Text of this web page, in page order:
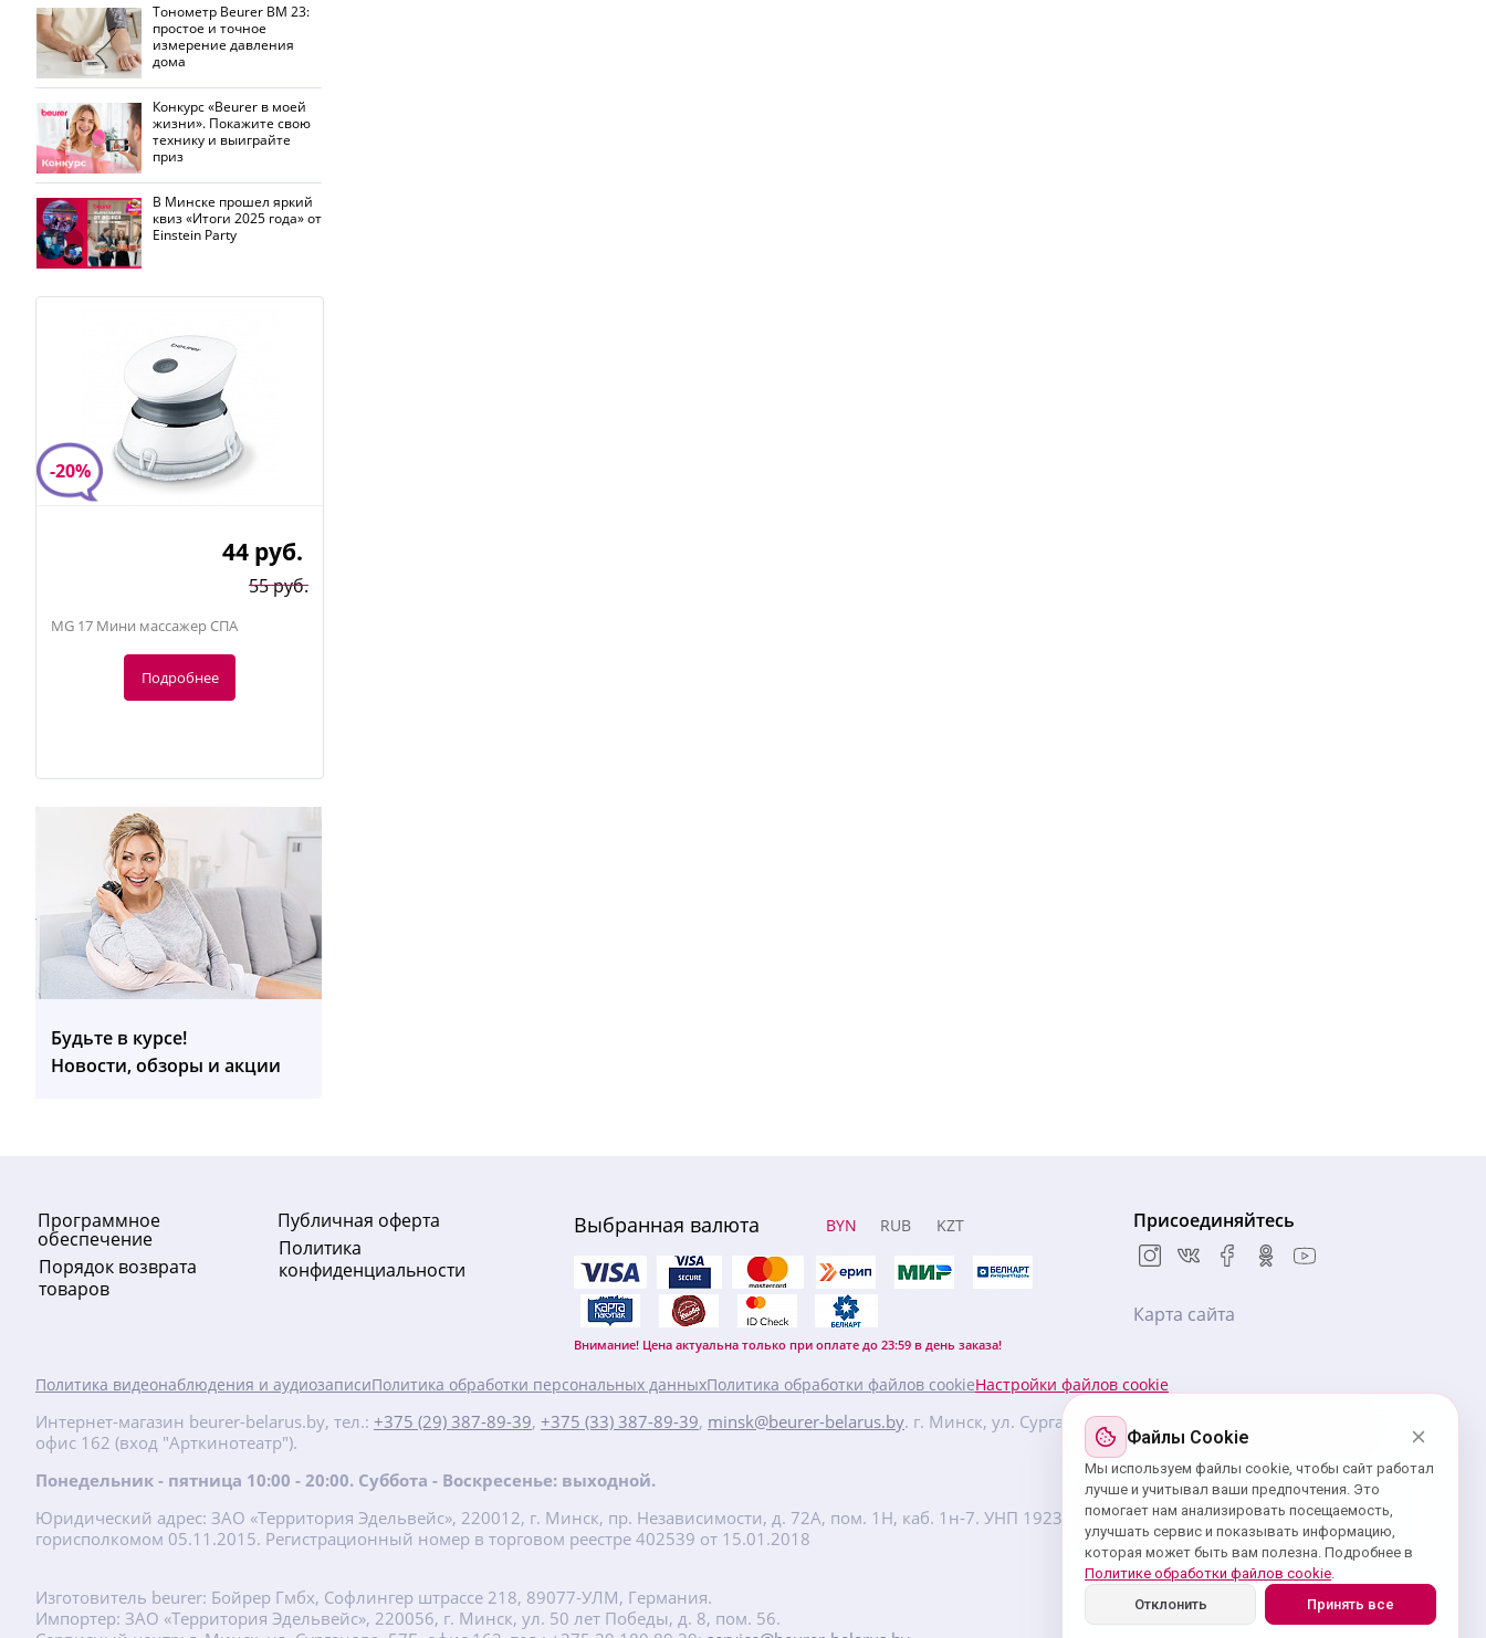
Тонометр Beurer BM 23:
простое и точное
измерение давления
дома
Конкурс «Beurer в моей
жизни». Покажите свою
технику и выиграйте
приз
В Минске прошел яркий
квиз «Итоги 2025 года» от
Einstein Party
-20%
44 руб.
55 руб.
MG 17 Мини массажер СПА
Подробнее
143.31руб.
BC 44 Тонометр запястный
124.60руб.
138.45 руб.
FT 65 Инфракрасный термометр
Подробнее
Будьте в курсе!
Новости, обзоры и акции
Программное
обеспечение
Порядок возврата
товаров
Публичная оферта
Политика
конфиденциальности
Выбранная валюта BYN RUB KZT
Внимание! Цена актуальна только при оплате до 23:59 в день заказа!
Присоединяйтесь
Карта сайта
Политика видеонаблюдения и аудиозаписиПолитика обработки персональных данныхПолитика обработки файлов cookieНастройки файлов cookie
Интернет-магазин beurer-belarus.by, тел.: +375 (29) 387-89-39, +375 (33) 387-89-39, minsk@beurer-belarus.by. г. Минск, ул. Сурганова, 57Б, БЦ «Новая Европа», 5 этаж,
офис 162 (вход "Арткинотеатр").
Понедельник - пятница 10:00 - 20:00. Суббота - Воскресенье: выходной.
Юридический адрес: ЗАО «Территория Эдельвейс», 220012, г. Минск, пр. Независимости, д. 72А, пом. 1Н, каб. 1н-7. УНП ‎192359439 зарегистрировано Минским
горисполкомом 05.11.2015. Регистрационный номер в торговом реестре 402539 от 15.01.2018
Изготовитель beurer: Бойрер Гмбх, Софлингер штрассе 218, 89077-УЛМ, Германия.
Импортер: ЗАО «Территория Эдельвейс», 220056, г. Минск, ул. 50 лет Победы, д. 8, пом. 56.
Файлы Cookie
Мы используем файлы cookie, чтобы сайт работал
лучше и учитывал ваши предпочтения. Это
помогает нам анализировать посещаемость,
улучшать сервис и показывать информацию,
которая может быть вам полезна. Подробнее в
Политике обработки файлов cookie.
Отклонить
Принять все